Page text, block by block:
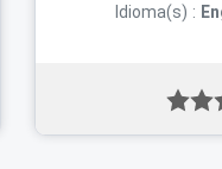
Idioma(s) :